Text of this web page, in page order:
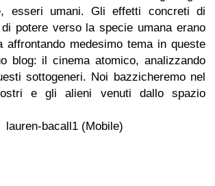
esseri umani. Gli effetti concreti di
potere verso la specie umana erano
affrontando medesimo tema in queste
blog: il cinema atomico, analizzando
sottogeneri. Noi bazzicheremo nel
e gli alieni venuti dallo spazio